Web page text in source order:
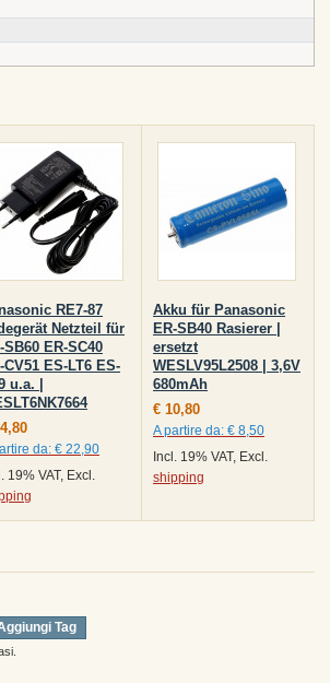
RE7-87
Netzteil für
SB60 ER-SC40
CV51 ES-LT6 ES-
u.a. |
da: € 22,90
19% VAT, Excl.
Akku für Panasonic
ER-SB40 Rasierer |
ersetzt
WESLV95L2508 | 3,6V
680mAh
€ 10,80
A partire da: € 8,50
Incl. 19% VAT, Excl.
shipping
Tag